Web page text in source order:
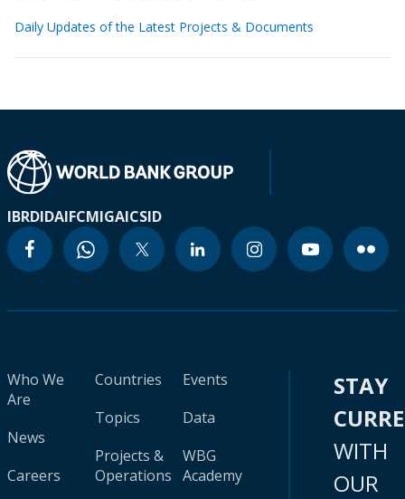
Daily Updates of the Latest Projects & Documents
IBRDIDAIFCMIGAICSID
Who We
Are
News
Careers
Countries
Topics
Projects &
Operations
Events
Data
WBG
Academy
STAY
WITH
OUR